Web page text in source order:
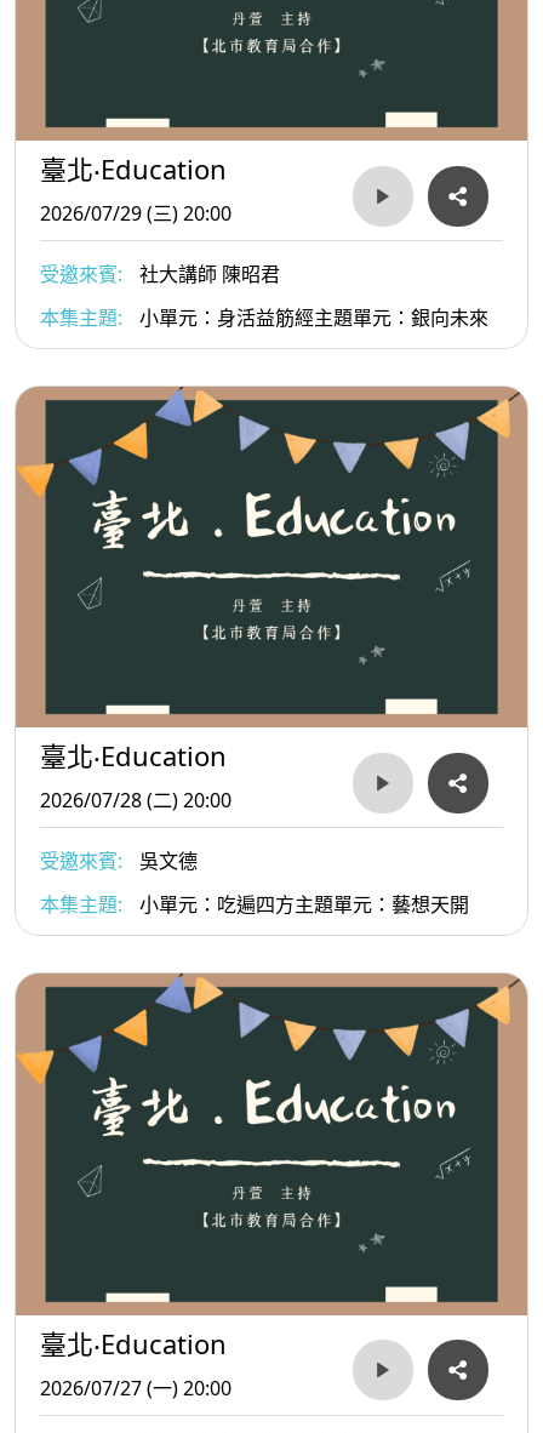
臺北‧Education
2026/07/29 (三) 20:00
受邀來賓:
社大講師 陳昭君
本集主題:
小單元：身活益筋經主題單元：銀向未來
臺北‧Education
2026/07/28 (二) 20:00
受邀來賓:
吳文德
本集主題:
小單元：吃遍四方主題單元：藝想天開
臺北‧Education
2026/07/27 (一) 20:00